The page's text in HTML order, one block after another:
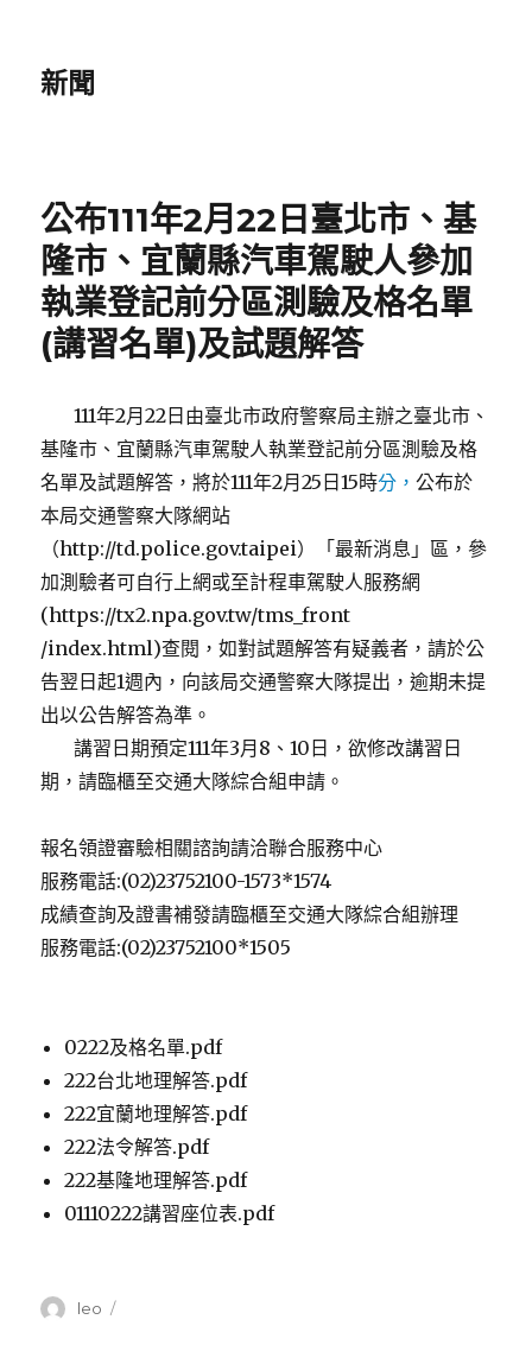
新聞
公布111年2月22日臺北市、基
隆市、宜蘭縣汽車駕駛人參加
執業登記前分區測驗及格名單
(講習名單)及試題解答
111年2月22日由臺北市政府警察局主辦之臺北市、
基隆市、宜蘭縣汽車駕駛人執業登記前分區測驗及格
名單及試題解答，將於111年2月25日15時分，公布於
本局交通警察大隊網站
（http://td.police.gov.taipei）「最新消息」區，參
加測驗者可自行上網或至計程車駕駛人服務網
(https://tx2.npa.gov.tw/tms_front
/index.html)查閱，如對試題解答有疑義者，請於公
告翌日起1週內，向該局交通警察大隊提出，逾期未提
出以公告解答為準。
講習日期預定111年3月8、10日，欲修改講習日
期，請臨櫃至交通大隊綜合組申請。
報名領證審驗相關諮詢請洽聯合服務中心
服務電話:(02)23752100-1573*1574
成績查詢及證書補發請臨櫃至交通大隊綜合組辦理
服務電話:(02)23752100*1505
0222及格名單.pdf
222台北地理解答.pdf
222宜蘭地理解答.pdf
222法令解答.pdf
222基隆地理解答.pdf
01110222講習座位表.pdf
Author
leo